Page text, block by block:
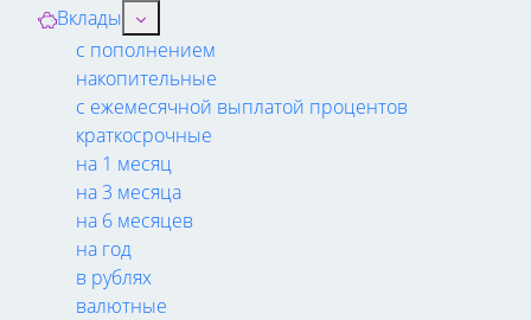
Вклады
с пополнением
накопительные
с ежемесячной выплатой процентов
краткосрочные
на 1 месяц
на 3 месяца
на 6 месяцев
на год
в рублях
валютные